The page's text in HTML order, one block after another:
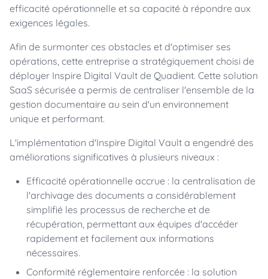
efficacité opérationnelle et sa capacité à répondre aux
exigences légales.
Afin de surmonter ces obstacles et d'optimiser ses
opérations, cette entreprise a stratégiquement choisi de
déployer Inspire Digital Vault de Quadient. Cette solution
SaaS sécurisée a permis de centraliser l'ensemble de la
gestion documentaire au sein d'un environnement
unique et performant.
L'implémentation d'Inspire Digital Vault a engendré des
améliorations significatives à plusieurs niveaux :
Efficacité opérationnelle accrue : la centralisation de
l'archivage des documents a considérablement
simplifié les processus de recherche et de
récupération, permettant aux équipes d'accéder
rapidement et facilement aux informations
nécessaires.
Conformité réglementaire renforcée : la solution